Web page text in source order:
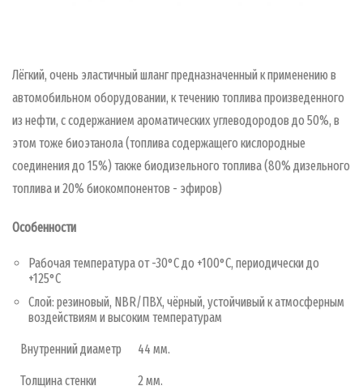
Лёгкий, очень эластичный шланг предназначенный к применению в
автомобильном оборудовании, к течению топлива произведенного
из нефти, с содержанием ароматических углеводородов до 50%, в
этом тоже биоэтанола (топлива содержащего кислородные
соединения до 15%) также биодизельного топлива (80% дизельного
топлива и 20% биокомпонентов - эфиров)
Особенности
Рабочая температура от -30°C до +100°C, периодически до
+125°C
Слой: резиновый, NBR/ПВХ, чёрный, устойчивый к атмосферным
воздействиям и высоким температурам
Внутренний диаметр 44 мм.
Толщина стенки 2 мм.